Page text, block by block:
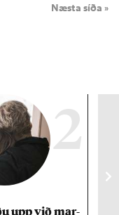
Næsta síða »
2
upp við mar­